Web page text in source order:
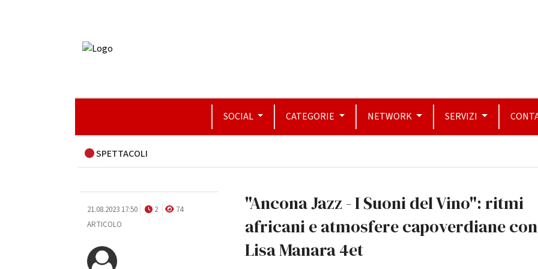
SOCIAL CATEGORIE NETWORK SERVIZI
SPETTACOLI
21.08.2023 17:50 2
74
ARTICOLO
"Ancona Jazz - I Suoni del Vino": ritmi
africani e atmosfere capoverdiane con
Lisa Manara 4et